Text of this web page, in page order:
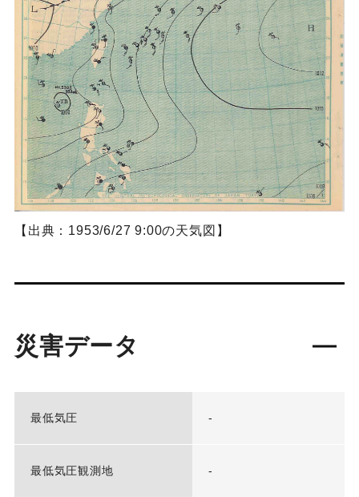
【出典：1953/6/27 9:00の天気図】
災害データ
最低気圧 -
最低気圧観測地 -